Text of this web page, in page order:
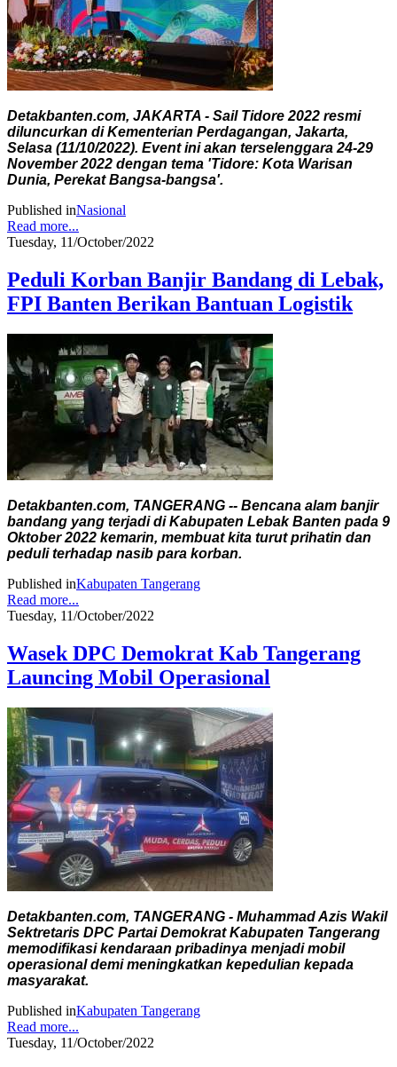
Detakbanten.com, JAKARTA - Sail Tidore 2022 resmi
diluncurkan di Kementerian Perdagangan, Jakarta,
Selasa (11/10/2022). Event ini akan terselenggara 24-29
November 2022 dengan tema 'Tidore: Kota Warisan
Dunia, Perekat Bangsa-bangsa'.
Published inNasional
Read more...
Tuesday, 11/October/2022
Peduli Korban Banjir Bandang di Lebak,
FPI Banten Berikan Bantuan Logistik
Detakbanten.com, TANGERANG -- Bencana alam banjir
bandang yang terjadi di Kabupaten Lebak Banten pada 9
Oktober 2022 kemarin, membuat kita turut prihatin dan
peduli terhadap nasib para korban.
Published inKabupaten Tangerang
Read more...
Tuesday, 11/October/2022
Wasek DPC Demokrat Kab Tangerang
Launcing Mobil Operasional
Detakbanten.com, TANGERANG - Muhammad Azis Wakil
Sektretaris DPC Partai Demokrat Kabupaten Tangerang
memodifikasi kendaraan pribadinya menjadi mobil
operasional demi meningkatkan kepedulian kepada
masyarakat.
Published inKabupaten Tangerang
Read more...
Tuesday, 11/October/2022